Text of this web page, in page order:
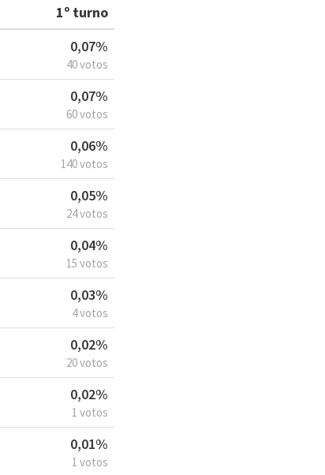
1º turno
0,07%
40 votos
0,07%
60 votos
0,06%
140 votos
0,05%
24 votos
0,04%
15 votos
0,03%
4 votos
0,02%
20 votos
0,02%
1 votos
0,01%
1 votos